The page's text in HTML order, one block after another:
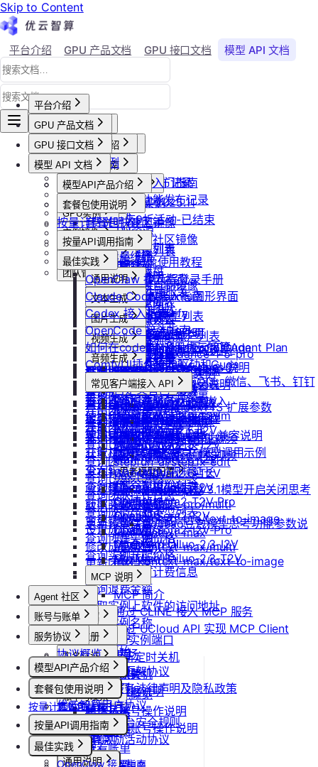
Skip to Content
平台介绍 GPU 产品文档 GPU 接口文档
模型 API 文档
Agent 社区
平台介绍
平台概述
平台介绍
加入社群
用户等级与推荐
会员等级
用户推荐
产品更新公告
GPU-新功能发布记录
模型API-新功能发布记录
活动及价格更新公告
双11夜间折扣-2025.11
2025国庆9折活动-已结束
GPU 产品文档
GPU产品介绍
功能概览
已上线卡型
可用区介绍
GPU操作指南
【新人必看】入门指南
镜像选择
创建实例
登录实例
本地数据上传
文件管理
制作私有镜像
调用公共模型库
防火墙及端口设置
配置外网加速
云硬盘扩容与挂载
云存储挂载
模型库挂载
自启动
手动安装监控
无卡模式
GPU抢占式实例
GPU抢占式实例
发布社区镜像
如何发布社区镜像
更新已发布的社区镜像
计费与回收
计费概览
计费方式说明
到期或欠费说明
续费管理
回收规则
GPU最佳实践
Isaac系列镜像使用教程
Windows实例远程登录手册
通过VNC搭建Ubuntu图形界面
ubuntu如何安装Dify
ubuntu如何安装Docker
Windows安装Nvidia驱动和Cuda
ubuntu安装Nvidia驱动和Cuda
使用LangBot快速部署QQ、微信、飞书、钉钉
机器人
使用Clawdbot连接Telegram
使用Clawdbot连接飞书
GPU 接口文档
API接口范例
CLI&Skills
常见错误码
GPU实例
创建GPU资源
获取实例资源列表
启动实例
关闭实例
删除实例
重启实例
重装实例
重置实例密码
升降配实例
获取支持的可用区信息列表
查询网络加速服务状态
检查指定规格的资源可用性
获取可用机型列表
获取机型族列表
查询软件端口映射列表
查询模型仓库模型列表
获取实例监控数据
变更实例计费方式
查询创建实例价格
查询实例升配价格
查询实例当前计费信息
查询退费金额
获取实例上软件的访问地址
修改实例名称
更新Pod实例端口
设置/更新定时关机
取消定时关机
实例镜像
获取自制镜像列表
创建自制镜像
删除算力平台自制镜像
获取社区镜像列表
获取平台镜像列表
查询镜像已共享的账户列表
获取镜像标签列表
查询他人共享给自己的镜像
查询已收藏的镜像列表
查询自己发布的社区镜像
查询指定用户的社区镜像
查询镜像制作进度
共享/取消共享镜像
发布镜像到社区
收藏镜像
取消收藏镜像
更新镜像信息
磁盘与云存储
创建并挂载云盘
删除云盘
卸载云盘
扩容云盘
挂载已有云盘
查询云盘扩容价格
挂载 US3 对象存储到实例
云存储文件上传和下载
团队管理
创建团队
邀请成员加入团队
删除团队
查询成员订单列表
查询成员订单数量
查询成员未支付订单
查询成员未支付订单数量
导出团队账单
获取团队详情
查询已创建的团队列表
查询团队邀请记录
查询已加入的团队列表
查询团队操作日志
查询成员产品类型列表
设置成员额度
修改成员角色
更新团队信息
模型 API 文档
模型API产品介绍
模型API服务
套餐包使用说明
套餐包快速上手
套餐计费逻辑
套餐用量统计
客户端接入
OpenClaw 云端服务
按量计费说明
按量API调用指南
快速开始
通用说明
认证鉴权
错误码
文本生成
如何获取模型列表
模型协议支持说明
API支持与扩展字段说明
OpenAI-Completions 说明
OpenAI-Response说明
Embeddings 向量嵌入
Gemini 快速开始
Claude (Anthropic) 兼容说明
DeepSeek-OCR 模型调用示例
思考模型配置
DeepSeek V3.1模型开启关闭思考
说明
Doubao豆包模型思考功能参数说
明
图片生成
Nano Banana
Nano Banana Pro
Nano Banana 2
gpt-image-1
gpt-image-1.5
gpt-image-2
doubao-seedream
Qwen-Image-Edit
Qwen-Image
stepfun-ai/step1x-edit
flux.1-dev
flux-kontext-pro
flux-kontext-pro/multi
flux-kontext-pro/text-to-image
flux-kontext-max
flux-kontext-max/multi
flux-kontext-max/text-to-image
视频生成
doubao-seedance-1-5-pro
doubao-seedance-2-0
Vidu 系列
Vidu/文生视频
Vidu/图生视频
Vidu/参考图生视频
Vidu/首尾帧生视频
Vidu/视频延长
Vidu/对口型
Wan-AI/Wan2.2-I2V
Wan-AI/Wan2.2-T2V
Wan-AI/Wan2.5-I2V
Wan-AI/Wan2.5-T2V
Wan-AI/Wan2.6-I2V
Wan-AI/Wan2.6-T2V
OpenAI/Sora2-T2V
OpenAI/Sora2-T2V-Pro
OpenAI/Sora2-I2V
OpenAI/Sora2-I2V-Pro
MiniMax/Hailuo-2.3-I2V
MiniMax/Hailuo-2.3-T2V
音频生成
IndexTTS
自定义音色
IndexTeam/IndexTTS 扩展参数
suno音乐生成
MiniMax/speech-hd
通义千问 Qwen-TTS
常见问题答疑
最佳实践
OpenClaw 接入指南
Claude Code 接入指南
Codex 接入指南
OpenCode 接入指南
如何在codex中调用优云智算Agent Plan
ComfyUI插件接入
常见客户端接入 API
Dify
RAGFlow
AnythingLLM
纳米AI
n8n
GPT4All
Cherry Studio
Chatbox
ChatHub
ChatWise
OpenWeb UI
Obsidian
MCP 说明
MCP 简介
通过 CLINE 接入 MCP 服务
通过 UCloud API 实现 MCP Client
Agent 社区
产品介绍
产品介绍
快速开始
控制台操作
Agent广场
操作指南
模型配置
计费说明
升配与续费
到期与数据说明
账号与账单
账号注册
注册流程
注销账号
实名认证
认证概览
个人认证
高校认证
企业认证
团队管理
团队功能概览
管理员账号操作说明
团队成员账号操作说明
账单与发票
账号充值
提现规则
查看账单
服务协议
协议概览
优云智算服务框架协议
优云智算云服务法律声明及隐私政策
优云智算用户协议
优云智算云平台安全规则
优云智算激励活动协议
模型API产品介绍
模型API服务
套餐包使用说明
套餐包快速上手
套餐计费逻辑
套餐用量统计
客户端接入
按量计费说明
按量API调用指南
快速开始
通用说明
最佳实践
OpenClaw 接入指南